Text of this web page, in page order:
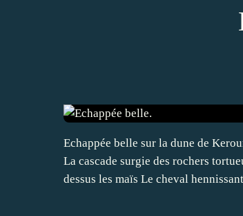
Echappée belle sur la dune de
La cascade surgie des rochers
dessus les maïs Le cheval